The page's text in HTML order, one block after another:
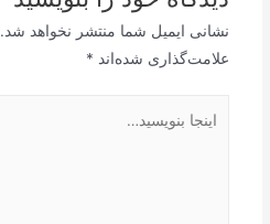
نشانی ایمیل شما منتشر نخواهد شد.
علامت‌گذاری شده‌اند *
بنویسید…